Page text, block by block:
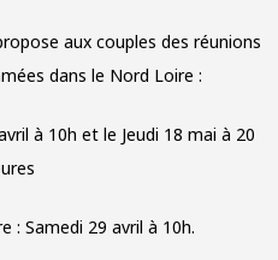
aux couples des réunions
dans le Nord Loire :
à 10h et le Jeudi 18 mai à 20
: Samedi 29 avril à 10h.